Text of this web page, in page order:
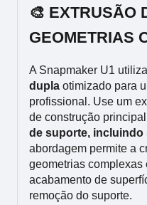
🎨 EXTRUSÃO
GEOMETRIAS
A Snapmaker U1
dupla otimizado para
profissional. Use um
de construção
de suporte,
abordagem permite a
geometrias
acabamento de
remoção do suporte.